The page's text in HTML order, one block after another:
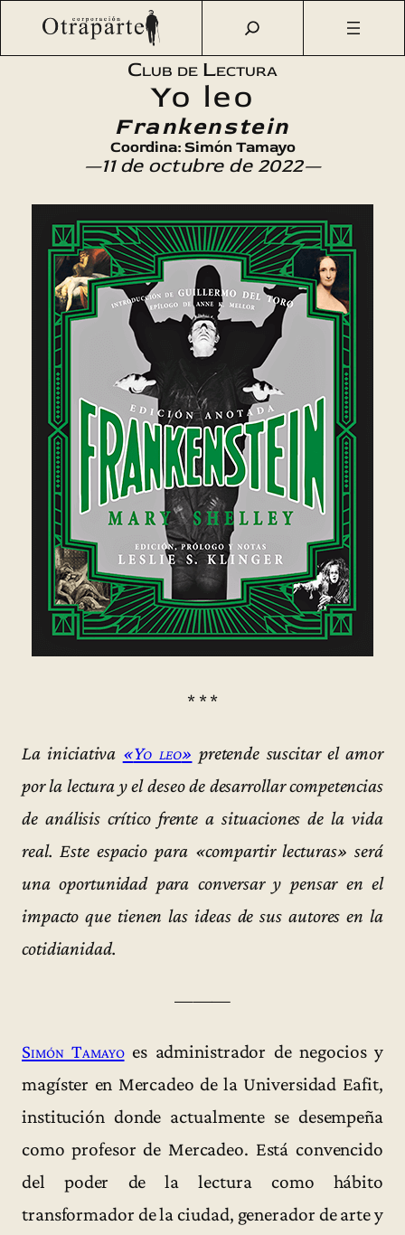
Saltar
Otraparte.org/Agenda Cultural /Talleres
Club de
Lectura «Yo leo»: Frankenstein
Club de Lectura
Yo leo
Frankenstein
Coordina: Simón Tamayo
—11 de octubre de 2022—
* * *
La iniciativa «Yo leo» pretende suscitar el amor
por la lectura y el deseo de desarrollar competencias
de análisis crítico frente a situaciones de la vida
real. Este espacio para «compartir lecturas» será
una oportunidad para conversar y pensar en el
impacto que tienen las ideas de sus autores en la
cotidianidad.
———
Simón Tamayoes administrador de negocios y
magíster en Mercadeo de la Universidad Eafit,
institución donde actualmente se desempeña
como profesor de Mercadeo. Está convencido
del poder de la lectura como hábito
transformador de la ciudad, generador de arte y